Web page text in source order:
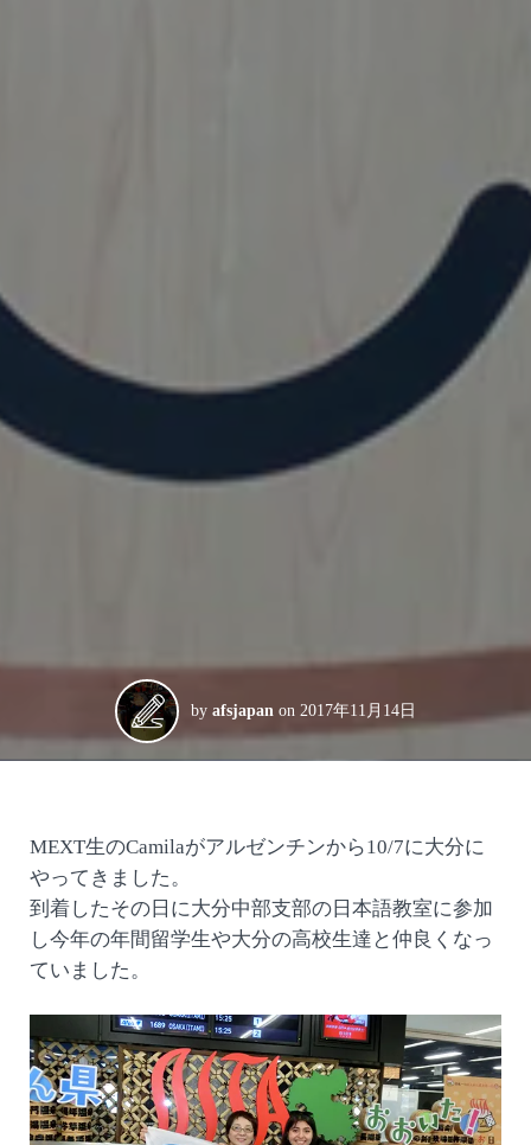
by afsjapan on 2017年11月14日
MEXT生のCamilaがアルゼンチンから10/7に大分に
やってきました。
到着したその日に大分中部支部の日本語教室に参加
し今年の年間留学生や大分の高校生達と仲良くなっ
ていました。